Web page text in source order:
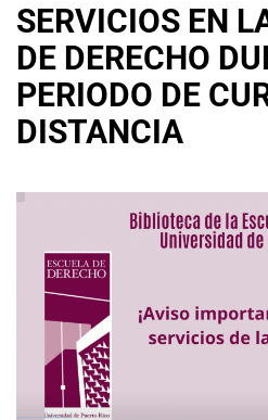
SERVICIOS EN
DE DERECHO
PERIODO DE
DISTANCIA